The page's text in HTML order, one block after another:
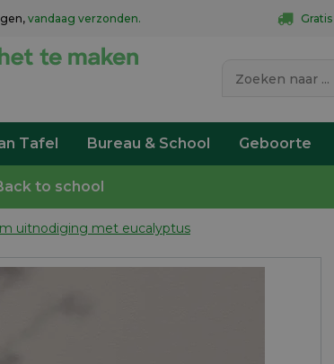
vandaag verzonden. Gratis
Tafel Bureau & School Geboorte
to school
uitnodiging met eucalyptus